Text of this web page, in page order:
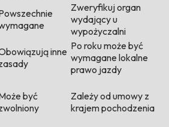
Zweryfikuj organ
wydający u
wypożyczalni
inne Po roku może być
wymagane lokalne
prawo jazdy
być
Zależy od umowy z
krajem pochodzenia